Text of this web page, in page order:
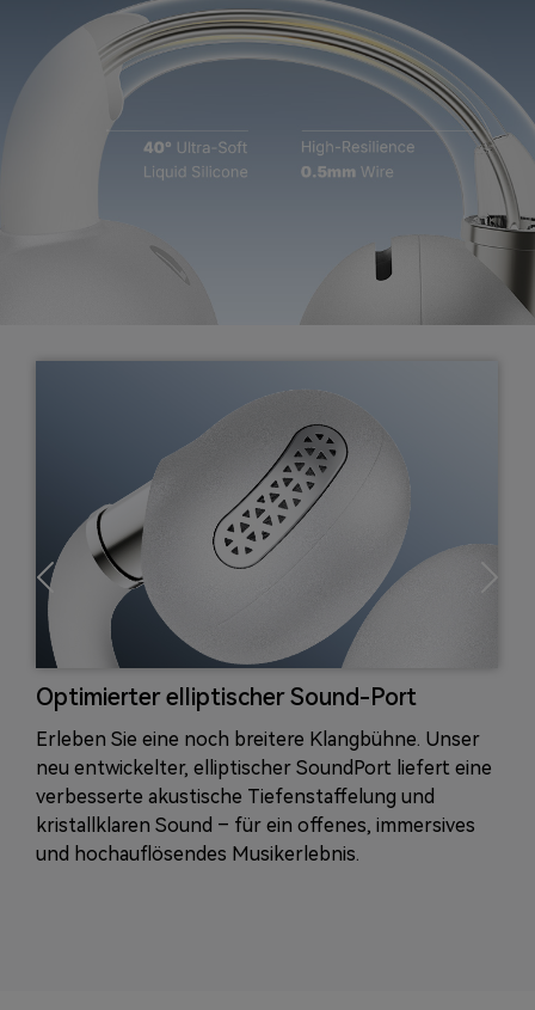
Optimierter elliptischer Sound-Port
Erleben Sie eine noch breitere Klangbühne. Unser
neu entwickelter, elliptischer SoundPort liefert eine
verbesserte akustische Tiefenstaffelung und
kristallklaren Sound – für ein offenes, immersives
und hochauflösendes Musikerlebnis.